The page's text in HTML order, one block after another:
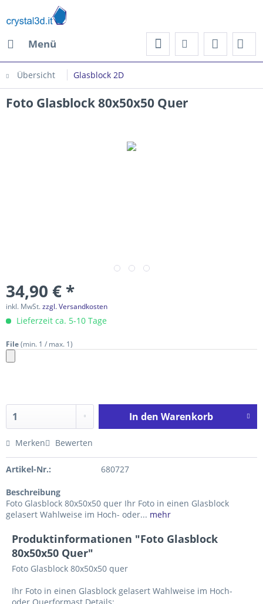
Menü
Übersicht Glasblock 2D
Foto Glasblock 80x50x50 Quer
34,90 € *
inkl. MwSt.zzgl. Versandkosten
Lieferzeit ca. 5-10 Tage
File(min. 1 / max. 1)
In den Warenkorb
Merken Bewerten
Artikel-Nr.: 680727
Beschreibung
Foto Glasblock 80x50x50 quer Ihr Foto in einen Glasblock
gelasert Wahlweise im Hoch- oder... mehr
Produktinformationen "Foto Glasblock
80x50x50 Quer"
Foto Glasblock 80x50x50 quer
Ihr Foto in einen Glasblock gelasert Wahlweise im Hoch-